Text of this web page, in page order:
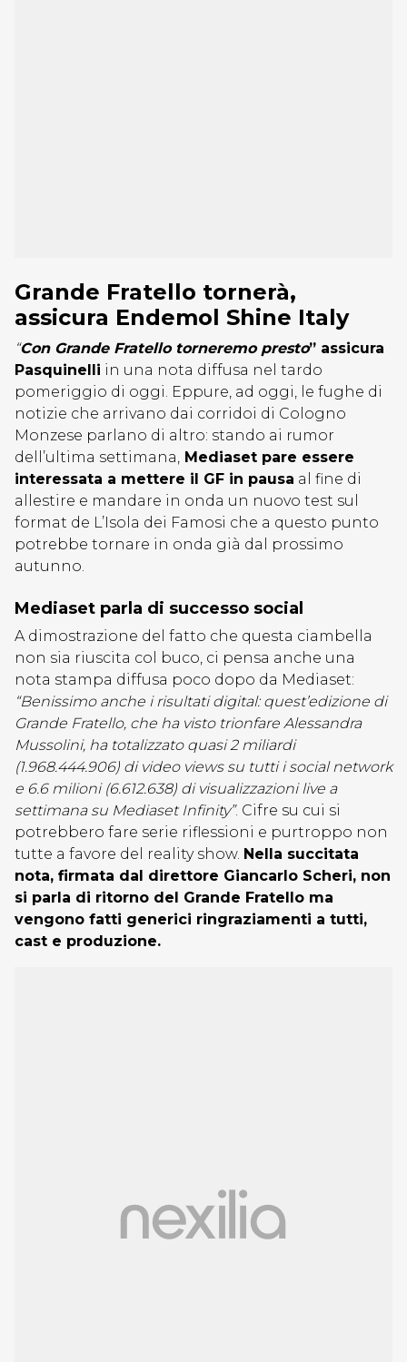
Grande Fratello tornerà,
assicura Endemol Shine Italy
“Con Grande Fratello torneremo presto” assicura
Pasquinelli in una nota diffusa nel tardo
pomeriggio di oggi. Eppure, ad oggi, le fughe di
notizie che arrivano dai corridoi di Cologno
Monzese parlano di altro: stando ai rumor
dell’ultima settimana, Mediaset pare essere
interessata a mettere il GF in pausa al fine di
allestire e mandare in onda un nuovo test sul
format de L’Isola dei Famosi che a questo punto
potrebbe tornare in onda già dal prossimo
autunno.
Mediaset parla di successo social
A dimostrazione del fatto che questa ciambella
non sia riuscita col buco, ci pensa anche una
nota stampa diffusa poco dopo da Mediaset:
“Benissimo anche i risultati digital: quest’edizione di
Grande Fratello, che ha visto trionfare Alessandra
Mussolini, ha totalizzato quasi 2 miliardi
(1.968.444.906) di video views su tutti i social network
e 6.6 milioni (6.612.638) di visualizzazioni live a
settimana su Mediaset Infinity”. Cifre su cui si
potrebbero fare serie riflessioni e purtroppo non
tutte a favore del reality show. Nella succitata
nota, firmata dal direttore Giancarlo Scheri, non
si parla di ritorno del Grande Fratello ma
vengono fatti generici ringraziamenti a tutti,
cast e produzione.